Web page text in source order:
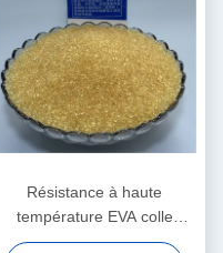
Résistance à haute
température EVA colle
adhésif à fusion chaude pour